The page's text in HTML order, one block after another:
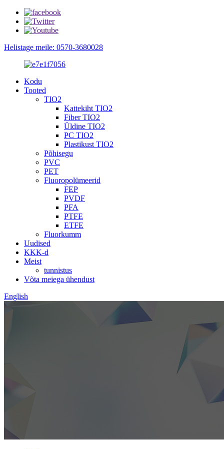
Helistage meile: 0570-3680028
Kodu
Tooted
TIO2
Kattekiht TIO2
Fiber TIO2
Üldine TIO2
PC TIO2
Plastikust TIO2
Põhisegu
PVC
PET
Fluoropolümeerid
FEP
PVDF
PFA
PTFE
ETFE
Fluorkumm
Uudised
KKK-d
Meist
tunnistus
Võta meiega ühendust
English